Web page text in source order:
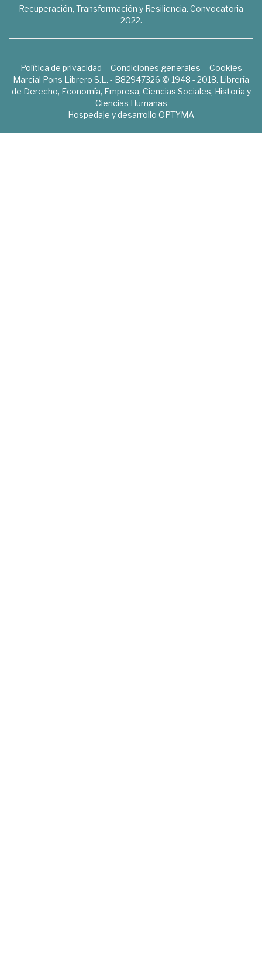
Recuperación, Transformación y Resiliencia. Convocatoria
2022.
Política de privacidad Condiciones generales
Cookies
Marcial Pons Librero S.L. - B82947326 © 1948 - 2018. Librería
de Derecho, Economía, Empresa, Ciencias Sociales, Historia y
Ciencias Humanas
Hospedaje y desarrollo OPTYMA